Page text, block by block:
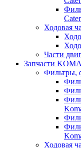
Ходовая
Части
Запчасти
Фильтры,
Ходовая